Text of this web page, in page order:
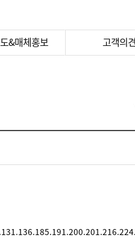
&매체홍보 고객의견